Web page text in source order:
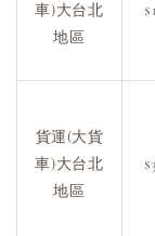
車)大台北
地區
貨運(大貨
車)大台北
地區